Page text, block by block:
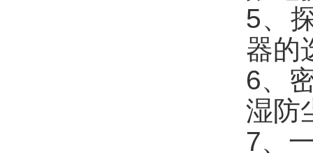
5、
器的
6、
湿防
7、